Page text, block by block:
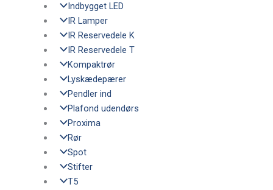
Indbygget LED
IR Lamper
IR Reservedele K
IR Reservedele T
Kompaktrør
Lyskædepærer
Pendler ind
Plafond udendørs
Proxima
Rør
Spot
Stifter
T5